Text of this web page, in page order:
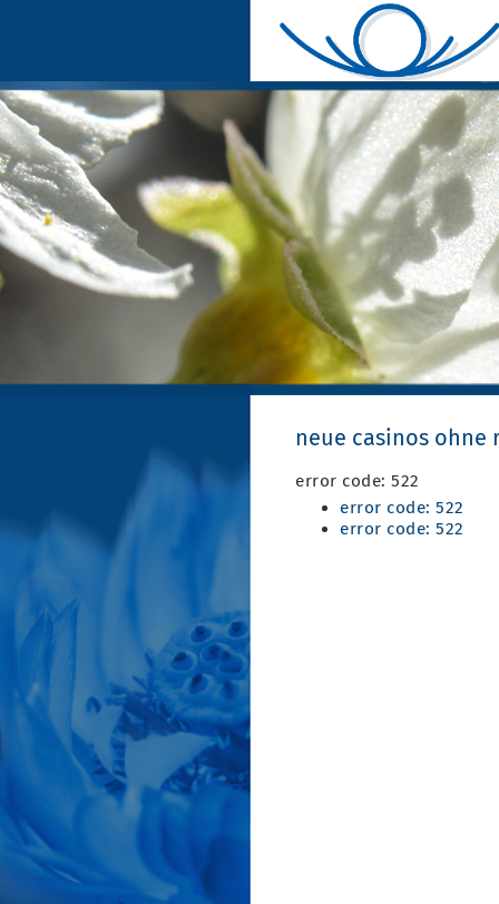
neue casinos ohne
error code: 522
error code: 522
error code: 522